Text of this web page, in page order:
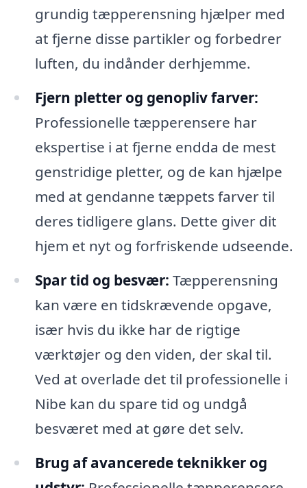
grundig tæpperensning hjælper med
at fjerne disse partikler og forbedrer
luften, du indånder derhjemme.
Fjern pletter og genopliv farver:
Professionelle tæpperensere har
ekspertise i at fjerne endda de mest
genstridige pletter, og de kan hjælpe
med at gendanne tæppets farver til
deres tidligere glans. Dette giver dit
hjem et nyt og forfriskende udseende.
Spar tid og besvær: Tæpperensning
kan være en tidskrævende opgave,
især hvis du ikke har de rigtige
værktøjer og den viden, der skal til.
Ved at overlade det til professionelle i
Nibe kan du spare tid og undgå
besværet med at gøre det selv.
Brug af avancerede teknikker og